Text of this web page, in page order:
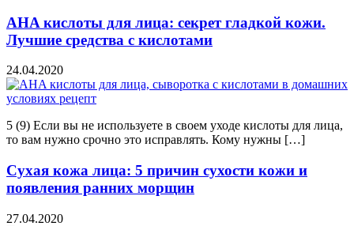
AHA кислоты для лица: секрет гладкой кожи.
Лучшие средства с кислотами
24.04.2020
5 (9) Если вы не используете в своем уходе кислоты для лица,
то вам нужно срочно это исправлять. Кому нужны […]
Сухая кожа лица: 5 причин сухости кожи и
появления ранних морщин
27.04.2020